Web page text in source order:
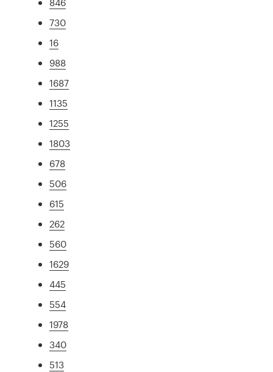
730
16
988
1687
1135
1255
1803
678
506
615
262
560
1629
445
554
1978
340
513